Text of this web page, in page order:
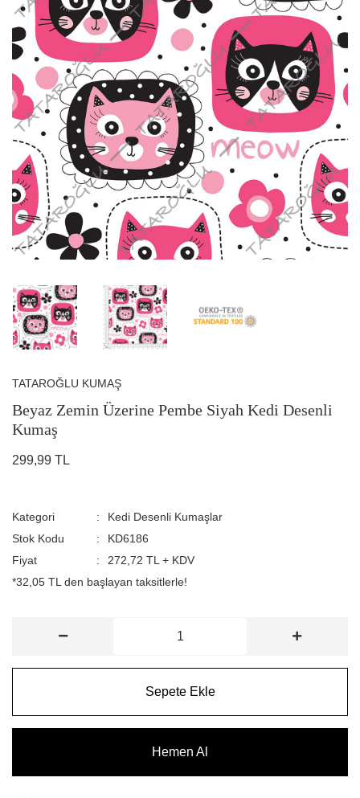
TATAROĞLU KUMAŞ
Beyaz Zemin Üzerine Pembe Siyah Kedi Desenli
Kumaş
299,99 TL
Kategori
Kedi Desenli Kumaşlar
Stok Kodu
KD6186
Fiyat
272,72 TL + KDV
*32,05 TL den başlayan taksitlerle!
Sepete Ekle
Hemen Al